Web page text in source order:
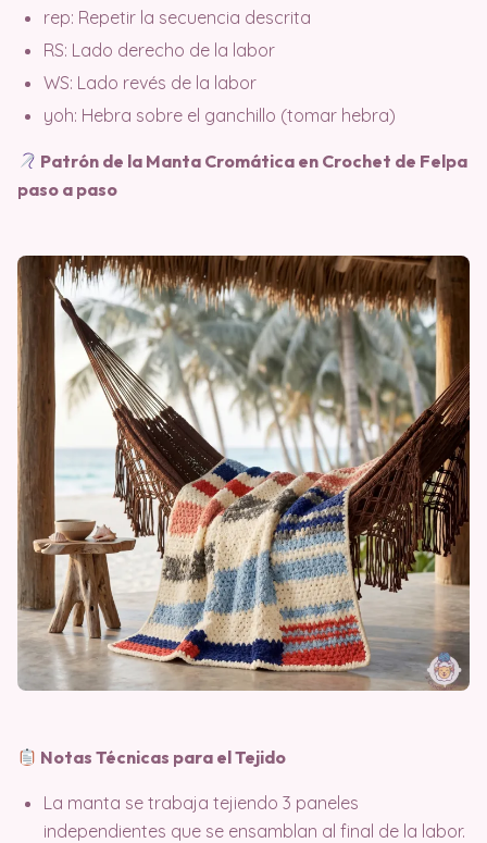
rep: Repetir la secuencia descrita
RS: Lado derecho de la labor
WS: Lado revés de la labor
yoh: Hebra sobre el ganchillo (tomar hebra)
Patrón de la Manta Cromática en Crochet de Felpa
paso a paso
Notas Técnicas para el Tejido
La manta se trabaja tejiendo 3 paneles
independientes que se ensamblan al final de la labor.